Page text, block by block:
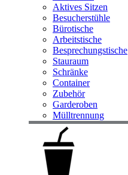
Aktives Sitzen
Besucherstühle
Bürotische
Arbeitstische
Besprechungstische
Stauraum
Schränke
Container
Zubehör
Garderoben
Mülltrennung